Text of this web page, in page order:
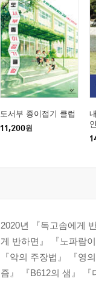
도서부 종이접기 클럽
11,200원
2020년 『독고솜에게
게 반하면』 『노파람
『악의 주장법』 『영
즘』 『B612의 샘』